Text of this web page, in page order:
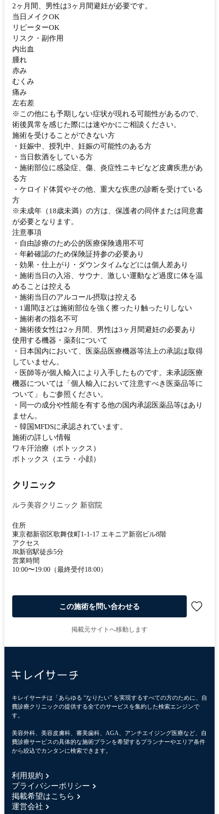
2ヶ月間、男性は3ヶ月間避妊が必要です。
当日メイクOK
リピーターOK
リスク・副作用
内出血
腫れ
赤み
むくみ
痛み
左右差
※この他にも予期しない症状が現れる可能性があるので、
術後異常を感じた際には速やかにご相談ください。
施術を受けることができない方
・妊娠中、授乳中、妊娠の可能性のある方
・当日飲酒をしている方
・施術部位に感染症、傷、炎症性ニキビなど皮膚疾患があ
る方
・ケロイド体質やその他、重大な疾患の診断を受けている
方
※未成年（18歳未満）の方は、保護者の同伴または同意書
が必要となります。
注意事項
・自由診療のため公的医療保険適用不可
・年齢確認のため保険証持参の必要あり
・効果・仕上がり・ダウンタイムなどには個人差あり
・施術当日の入浴、サウナ、激しい運動など過度に体を温
めることは控える
・施術当日のアルコール摂取は控える
・1週間ほどは施術部位を強く擦ったり触ったりしない
・施術者の指名不可
・施術後女性は2ヶ月間、男性は3ヶ月間避妊の必要あり
使用する機器・薬剤について
・日本国内において、医薬品医療機器等法上の承認は取得
していません。
・医師等が個人輸入により入手したものです。未承認医療
機器については「個人輸入において注意すべき医薬品等に
ついて」もご参照ください。
・同一の成分や性能を有する他の国内承認医薬品等はあり
ません。
・韓国MFDSに承認されています。
施術の詳しい情報
ワキ汗治療（ボトックス）
ボトックス（エラ・小顔）
クリニック
ルラ美容クリニック 新宿院
住所
東京都新宿区歌舞伎町1-1-17 エキニア新宿ビル8階
アクセス
JR新宿駅徒歩5分
営業時間
10:00〜19:00（最終受付18:00）
この施術を問い合わせる
掲載元サイトへ移動します
キレイサーチは「あらゆる “なりたい” を実現するすべての方のために、自
費診療クリニックの提供する全てのサービスを集約した検索エンジンで
す。
美容外科、美容皮膚科、審美歯科、AGA、アンチエイジング医療など、自
費診療サービスの具体的な施術プランを希望するプランナーやエリア条件
から絞込でカンタンに検索できます。
利用規約
プライバシーポリシー
掲載希望はこちら
運営会社